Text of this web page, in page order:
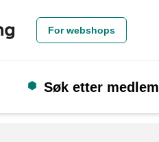
For webshops
Søk etter medlem